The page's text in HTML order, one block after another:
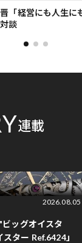
「経営にも人生に
談
連載
2026.08.05
ッグオイスタ
ター Ref.6424」